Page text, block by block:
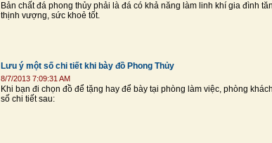
Bản chất đá phong thủy phải là đá có khả năng làm linh khí gia đình
thịnh vượng, sức khoẻ tốt.
Lưu ý một số chi tiết khi bày đồ Phong Thủy
8/7/2013 7:09:31 AM
Khi bạn đi chọn đồ để tặng hay để bày tại phòng làm việc, phòng
số chi tiết sau: